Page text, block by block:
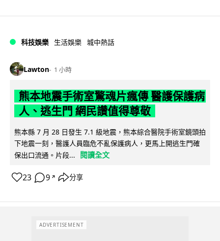
科技娛樂 生活娛樂 城中熱話
Lawton 1 小時
熊本地震手術室驚魂片瘋傳 醫護保護病
人、逃生門 網民讚值得尊敬
熊本縣 7 月 28 日發生 7.1 級地震，熊本綜合醫院手術室鏡頭拍
下地震一刻，醫護人員臨危不亂保護病人，更馬上開逃生門確
保出口流通。片段...
閱讀全文
23 9 ↗ 分享
ADVERTISEMENT